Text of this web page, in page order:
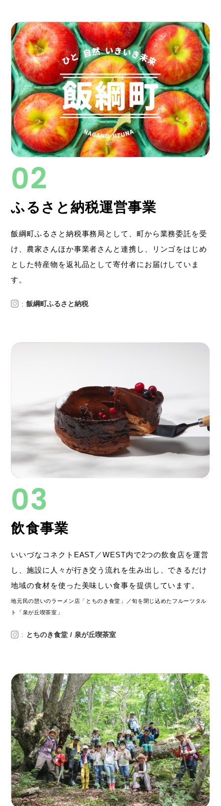
ふるさと納税運営事業
飯綱町ふるさと納税事務局として、町から業務委託を受
け、農家さんほか事業者さんと連携し、リンゴをはじめ
とした特産物を返礼品として寄付者にお届けしていま
す。
：飯綱町ふるさと納税
飲食事業
いいづなコネクトEAST／WEST内で2つの飲食店を運営
し、施設に人々が行き交う流れを生み出し、できるだけ
地域の食材を使った美味しい食事を提供しています。
地元民の憩いのラーメン店「とちのき食堂」／旬を閉じ込めたフルーツタル
ト「泉が丘喫茶室」
： とちのき食堂 泉が丘喫茶室